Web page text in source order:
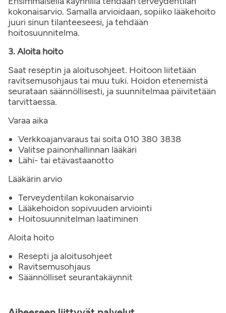
kokonaisarvio. Samalla arvioidaan, sopiiko lääkehoito
juuri sinun tilanteeseesi, ja tehdään
hoitosuunnitelma.
3. Aloita hoito
Saat reseptin ja aloitusohjeet. Hoitoon liitetään
ravitsemusohjaus tai muu tuki. Hoidon etenemistä
seurataan säännöllisesti, ja suunnitelmaa päivitetään
tarvittaessa.
Varaa aika
Verkkoajanvaraus tai soita 010 380 3838
Valitse painonhallinnan lääkäri
Lähi- tai etävastaanotto
Lääkärin arvio
Terveydentilan kokonaisarvio
Lääkehoidon sopivuuden arviointi
Hoitosuunnitelman laatiminen
Aloita hoito
Resepti ja aloitusohjeet
Ravitsemusohjaus
Säännölliset seurantakäynnit